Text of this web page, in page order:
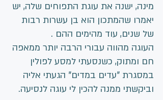
מינה, ישנה את עוגת התפוחים שלה, יש
יאמרו שהמתכון הוא בן עשרות רבות
של שנים, עוד מהימים ההם .
העוגה מהווה עבורי הרבה יותר ממאפה
חם ומתוק, כשנסעתי למסע לפולין
במסגרת "עדים במדים" הגעתי אליה
וביקשתי ממנה להכין לי עוגה לנסיעה.